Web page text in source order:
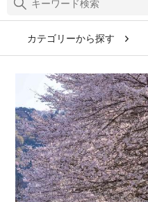
カテゴリーから探す